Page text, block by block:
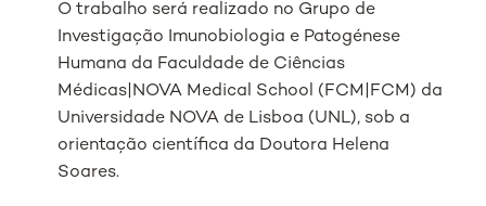
O trabalho será realizado no Grupo de
Investigação Imunobiologia e Patogénese
Humana da Faculdade de Ciências
Médicas|NOVA Medical School (FCM|FCM) da
Universidade NOVA de Lisboa (UNL), sob a
orientação científica da Doutora Helena
Soares.